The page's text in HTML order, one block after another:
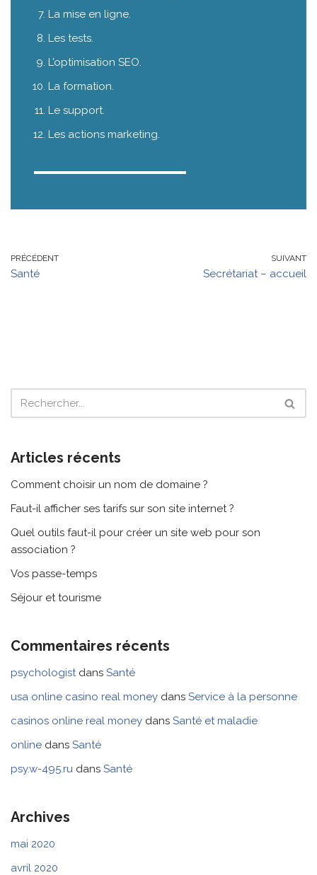
La mise en ligne.
Les tests.
L’optimisation SEO.
La formation.
Le support.
Les actions marketing.
PRÉCÉDENT
Santé
SUIVANT
Secrétariat – accueil
Articles récents
Comment choisir un nom de domaine ?
Faut-il afficher ses tarifs sur son site internet ?
Quel outils faut-il pour créer un site web pour son
association ?
Vos passe-temps
Séjour et tourisme
Commentaires récents
psychologistdans Santé
usa online casino real money dans Service à la personne
casinos online real money dans Santé et maladie
online dans Santé
psy.w-495.ru dans Santé
Archives
mai 2020
avril 2020